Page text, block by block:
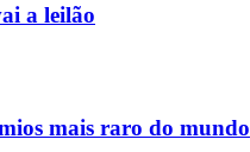
a leilão
mais raro do mundo